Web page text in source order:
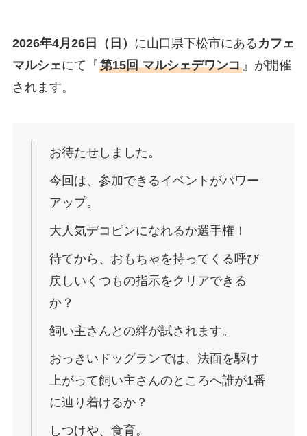
2026年4月26日（日） に山口県下松市にある カフェ
マルシェにて『第15回 マルシェデワンコ』が開催
されます。
お待たせしました。
今回は、参加できるイベントがパワー
アップ。
大人気デコピンになれるか選手権！
待てから、おもちゃを持ってくる呼び
戻しいくつもの指示をクリアできる
か？
飼い主さんとの絆が試されます。
おっきいドッグランでは、法面を駆け
上がって飼い主さんのところへ誰が1番
に辿り着けるか？
しつけや、食育。